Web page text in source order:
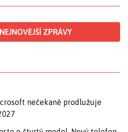
ZPRÁVY
nečekaně prodlužuje